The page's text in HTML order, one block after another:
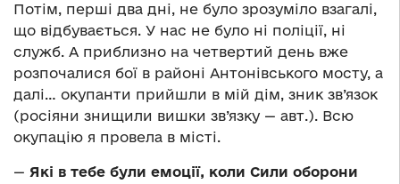
Потім, перші два дні, не було зрозуміло взагалі,
що відбувається. У нас не було ні поліції, ні
служб. А приблизно на четвертий день вже
розпочалися бої в районі Антонівського мосту, а
далі… окупанти прийшли в мій дім, зник зв’язок
(росіяни знищили вишки зв’язку — авт.). Всю
окупацію я провела в місті.
— Які в тебе були емоції, коли Сили оборони